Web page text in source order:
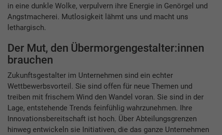
in eine dunkle Wolke, verpulvern ihre Energie in Genörgel und
Angstmacherei. Mutlosigkeit lähmt uns und macht uns
lethargisch.
Der Mut, den Übermorgengestalter:innen
brauchen
Zukunftsgestalter im Unternehmen sind ein echter
Wettbewerbsvorteil. Sie sind offen für neue Themen und
treiben mit frischem Wind den Wandel voran. Sie sind in der
Lage, entstehende Trends feinfühlig wahrzunehmen. Ihre
Innovationsbereitschaft ist hoch. Über Abteilungsgrenzen
hinweg entwickeln sie Initiativen, die das ganze Unternehmen